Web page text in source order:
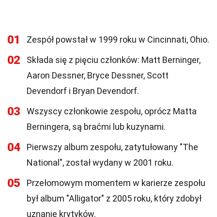
01 Zespół powstał w 1999 roku w Cincinnati, Ohio.
02
Składa się z pięciu członków: Matt Berninger,
Aaron Dessner, Bryce Dessner, Scott
Devendorf i Bryan Devendorf.
03
Wszyscy członkowie zespołu, oprócz Matta
Berningera, są braćmi lub kuzynami.
04
Pierwszy album zespołu, zatytułowany "The
National", został wydany w 2001 roku.
05
Przełomowym momentem w karierze zespołu
był album "Alligator" z 2005 roku, który zdobył
uznanie krytyków.